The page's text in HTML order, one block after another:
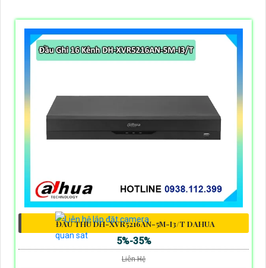
ĐẦU THU DH-XVR5216AN-5M-I3/T DAHUA
5%-35%
Liên Hệ